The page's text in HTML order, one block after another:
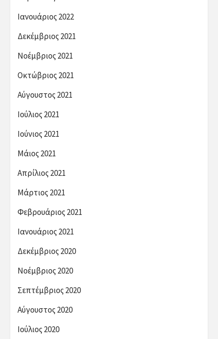
Ιανουάριος 2022
Δεκέμβριος 2021
Νοέμβριος 2021
Οκτώβριος 2021
Αύγουστος 2021
Ιούλιος 2021
Ιούνιος 2021
Μάιος 2021
Απρίλιος 2021
Μάρτιος 2021
Φεβρουάριος 2021
Ιανουάριος 2021
Δεκέμβριος 2020
Νοέμβριος 2020
Σεπτέμβριος 2020
Αύγουστος 2020
Ιούλιος 2020